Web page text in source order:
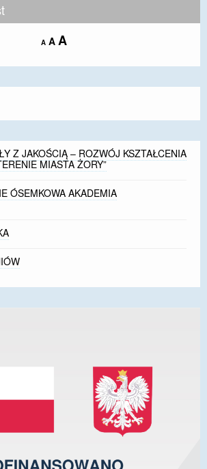
A Decrease
size.
A Reset
size.
AIncrease
size.
Z JAKOŚCIĄ – ROZWÓJ KSZTAŁCENIA
MIASTA ŻORY”
ÓSEMKOWA AKADEMIA